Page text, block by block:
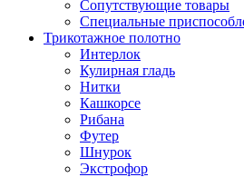
Сопутствующие товары
Специальные
Трикотажное полотно
Интерлок
Кулирная гладь
Нитки
Кашкорсе
Рибана
Футер
Шнурок
Экстрофор